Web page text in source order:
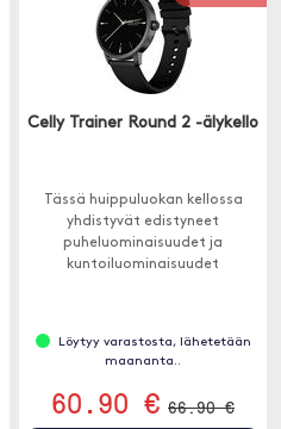
Celly Trainer Round 2 -älykello
Tässä huippuluokan kellossa
yhdistyvät edistyneet
puheluominaisuudet ja
kuntoiluominaisuudet
Löytyy varastosta, lähetetään
maananta..
60.90 € 66.90 €